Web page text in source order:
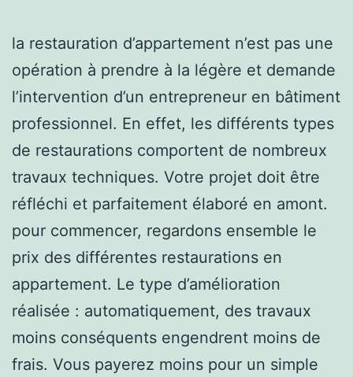
la restauration d’appartement n’est pas une
opération à prendre à la légère et demande
l’intervention d’un entrepreneur en bâtiment
professionnel. En effet, les différents types
de restaurations comportent de nombreux
travaux techniques. Votre projet doit être
réfléchi et parfaitement élaboré en amont.
pour commencer, regardons ensemble le
prix des différentes restaurations en
appartement. Le type d’amélioration
réalisée : automatiquement, des travaux
moins conséquents engendrent moins de
frais. Vous payerez moins pour un simple